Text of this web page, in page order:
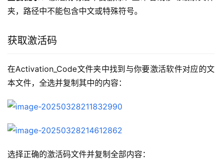
夹，路径中不能包含中文或特殊符号。
获取激活码
在Activation_Code文件夹中找到与你要激活软件对应的文
本文件，全选并复制其中的内容：
选择正确的激活码文件并复制全部内容：